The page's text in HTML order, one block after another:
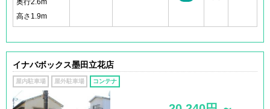
奥行2.6m
高さ1.9m
イナバボックス墨田立花店
屋内駐車場 屋外駐車場 コンテナ